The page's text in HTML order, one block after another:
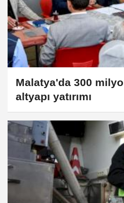
Malatya'da 300
altyapı yatırımı